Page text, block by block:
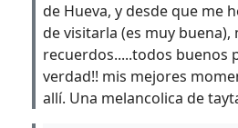
de Hueva, y desde que me
de visitarla (es muy
recuerdos.....todos buenos
verdad!! mis mejores
allí. Una melancolica de